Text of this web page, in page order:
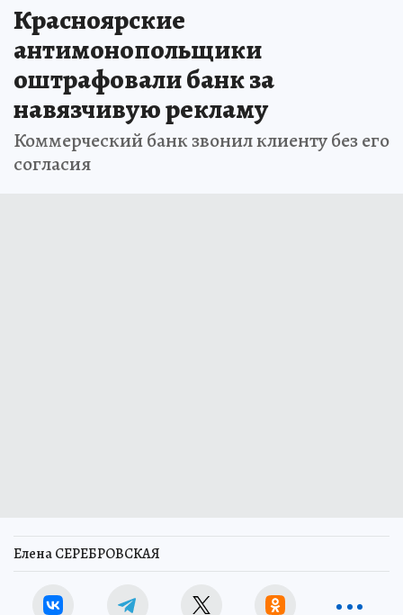
Красноярские
антимонопольщики
оштрафовали банк за
навязчивую рекламу
Коммерческий банк звонил клиенту без его
согласия
Елена СЕРЕБРОВСКАЯ